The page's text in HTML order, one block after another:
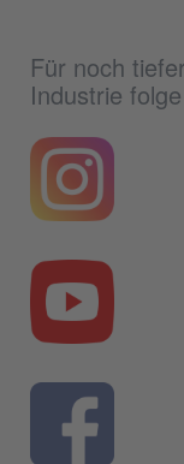
Für noch
Industrie